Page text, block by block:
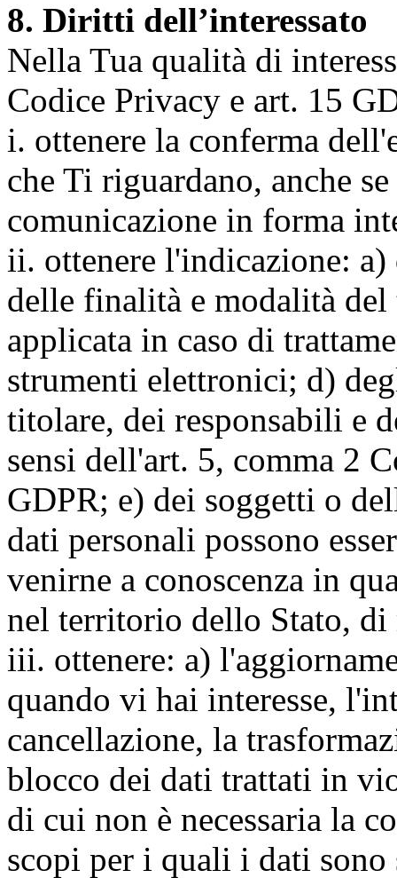
8. Diritti dell’interessato
Nella Tua qualità di
Codice Privacy e art. 15
i. ottenere la conferma
che Ti riguardano, anche
comunicazione in forma
ii. ottenere l'indicazione:
delle finalità e modalità
applicata in caso di
strumenti elettronici; d)
titolare, dei responsabili e
sensi dell'art. 5, comma 2
GDPR; e) dei soggetti o
dati personali possono
venirne a conoscenza in
nel territorio dello Stato,
iii. ottenere: a)
quando vi hai interesse,
cancellazione, la
blocco dei dati trattati in
di cui non è necessaria la
scopi per i quali i dati sono